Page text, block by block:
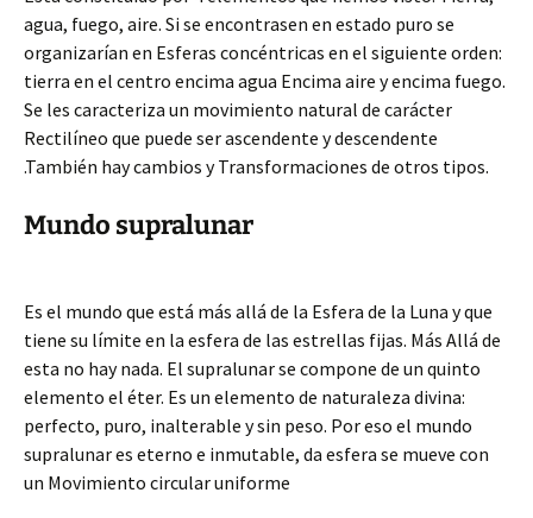
agua, fuego, aire. Si se encontrasen en estado puro se
organizarían en Esferas concéntricas en el siguiente orden:
tierra en el centro encima agua Encima aire y encima fuego.
Se les caracteriza un movimiento natural de carácter
Rectilíneo que puede ser ascendente y descendente
.También hay cambios y Transformaciones de otros tipos.
Mundo supralunar
Es el mundo que está más allá de la Esfera de la Luna y que
tiene su límite en la esfera de las estrellas fijas. Más Allá de
esta no hay nada. El supralunar se compone de un quinto
elemento el éter. Es un elemento de naturaleza divina:
perfecto, puro, inalterable y sin peso. Por eso el mundo
supralunar es eterno e inmutable, da esfera se mueve con
un Movimiento circular uniforme